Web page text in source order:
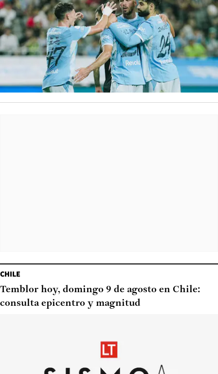
CHILE
Temblor hoy, domingo 9 de agosto en Chile:
consulta epicentro y magnitud